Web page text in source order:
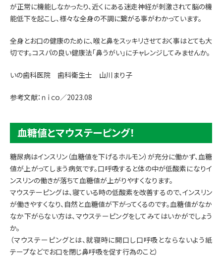
が正常に機能しなかったり、近くにある迷走神経が刺激されて脳の機
能低下を起こし、様々な全身の不調に繋がる事がわかっています。
全身とお口の健康のために、喉と鼻をスッキリさせておく事はとても大
切です。コスパの良い健康法「鼻うがい」にチャレンジしてみませんか。
いの歯科医院 歯科衛生士 山川まり子
参考文献：ｎｉｃｏ／2023.08
血糖値とマウステーピング！
糖尿病はインスリン（血糖値を下げるホルモン）が充分に働かず、血糖
値が上がってしまう病気です。口呼吸すると体の中が低酸素になりイ
ンスリンの働きが落ちて血糖値が上がりやすくなります。
マウステーピングは、寝ている時の低酸素を改善するので、インスリン
が働きやすくなり、自然と血糖値が下がってくるのです。血糖値がなか
なか下がらない方は、マウステーピングをしてみてはいかがでしょう
か。
（マウステーピングとは、就寝時に開口し口呼吸とならないよう紙
テープなどでお口を閉じ鼻呼吸を促す行為のこと）